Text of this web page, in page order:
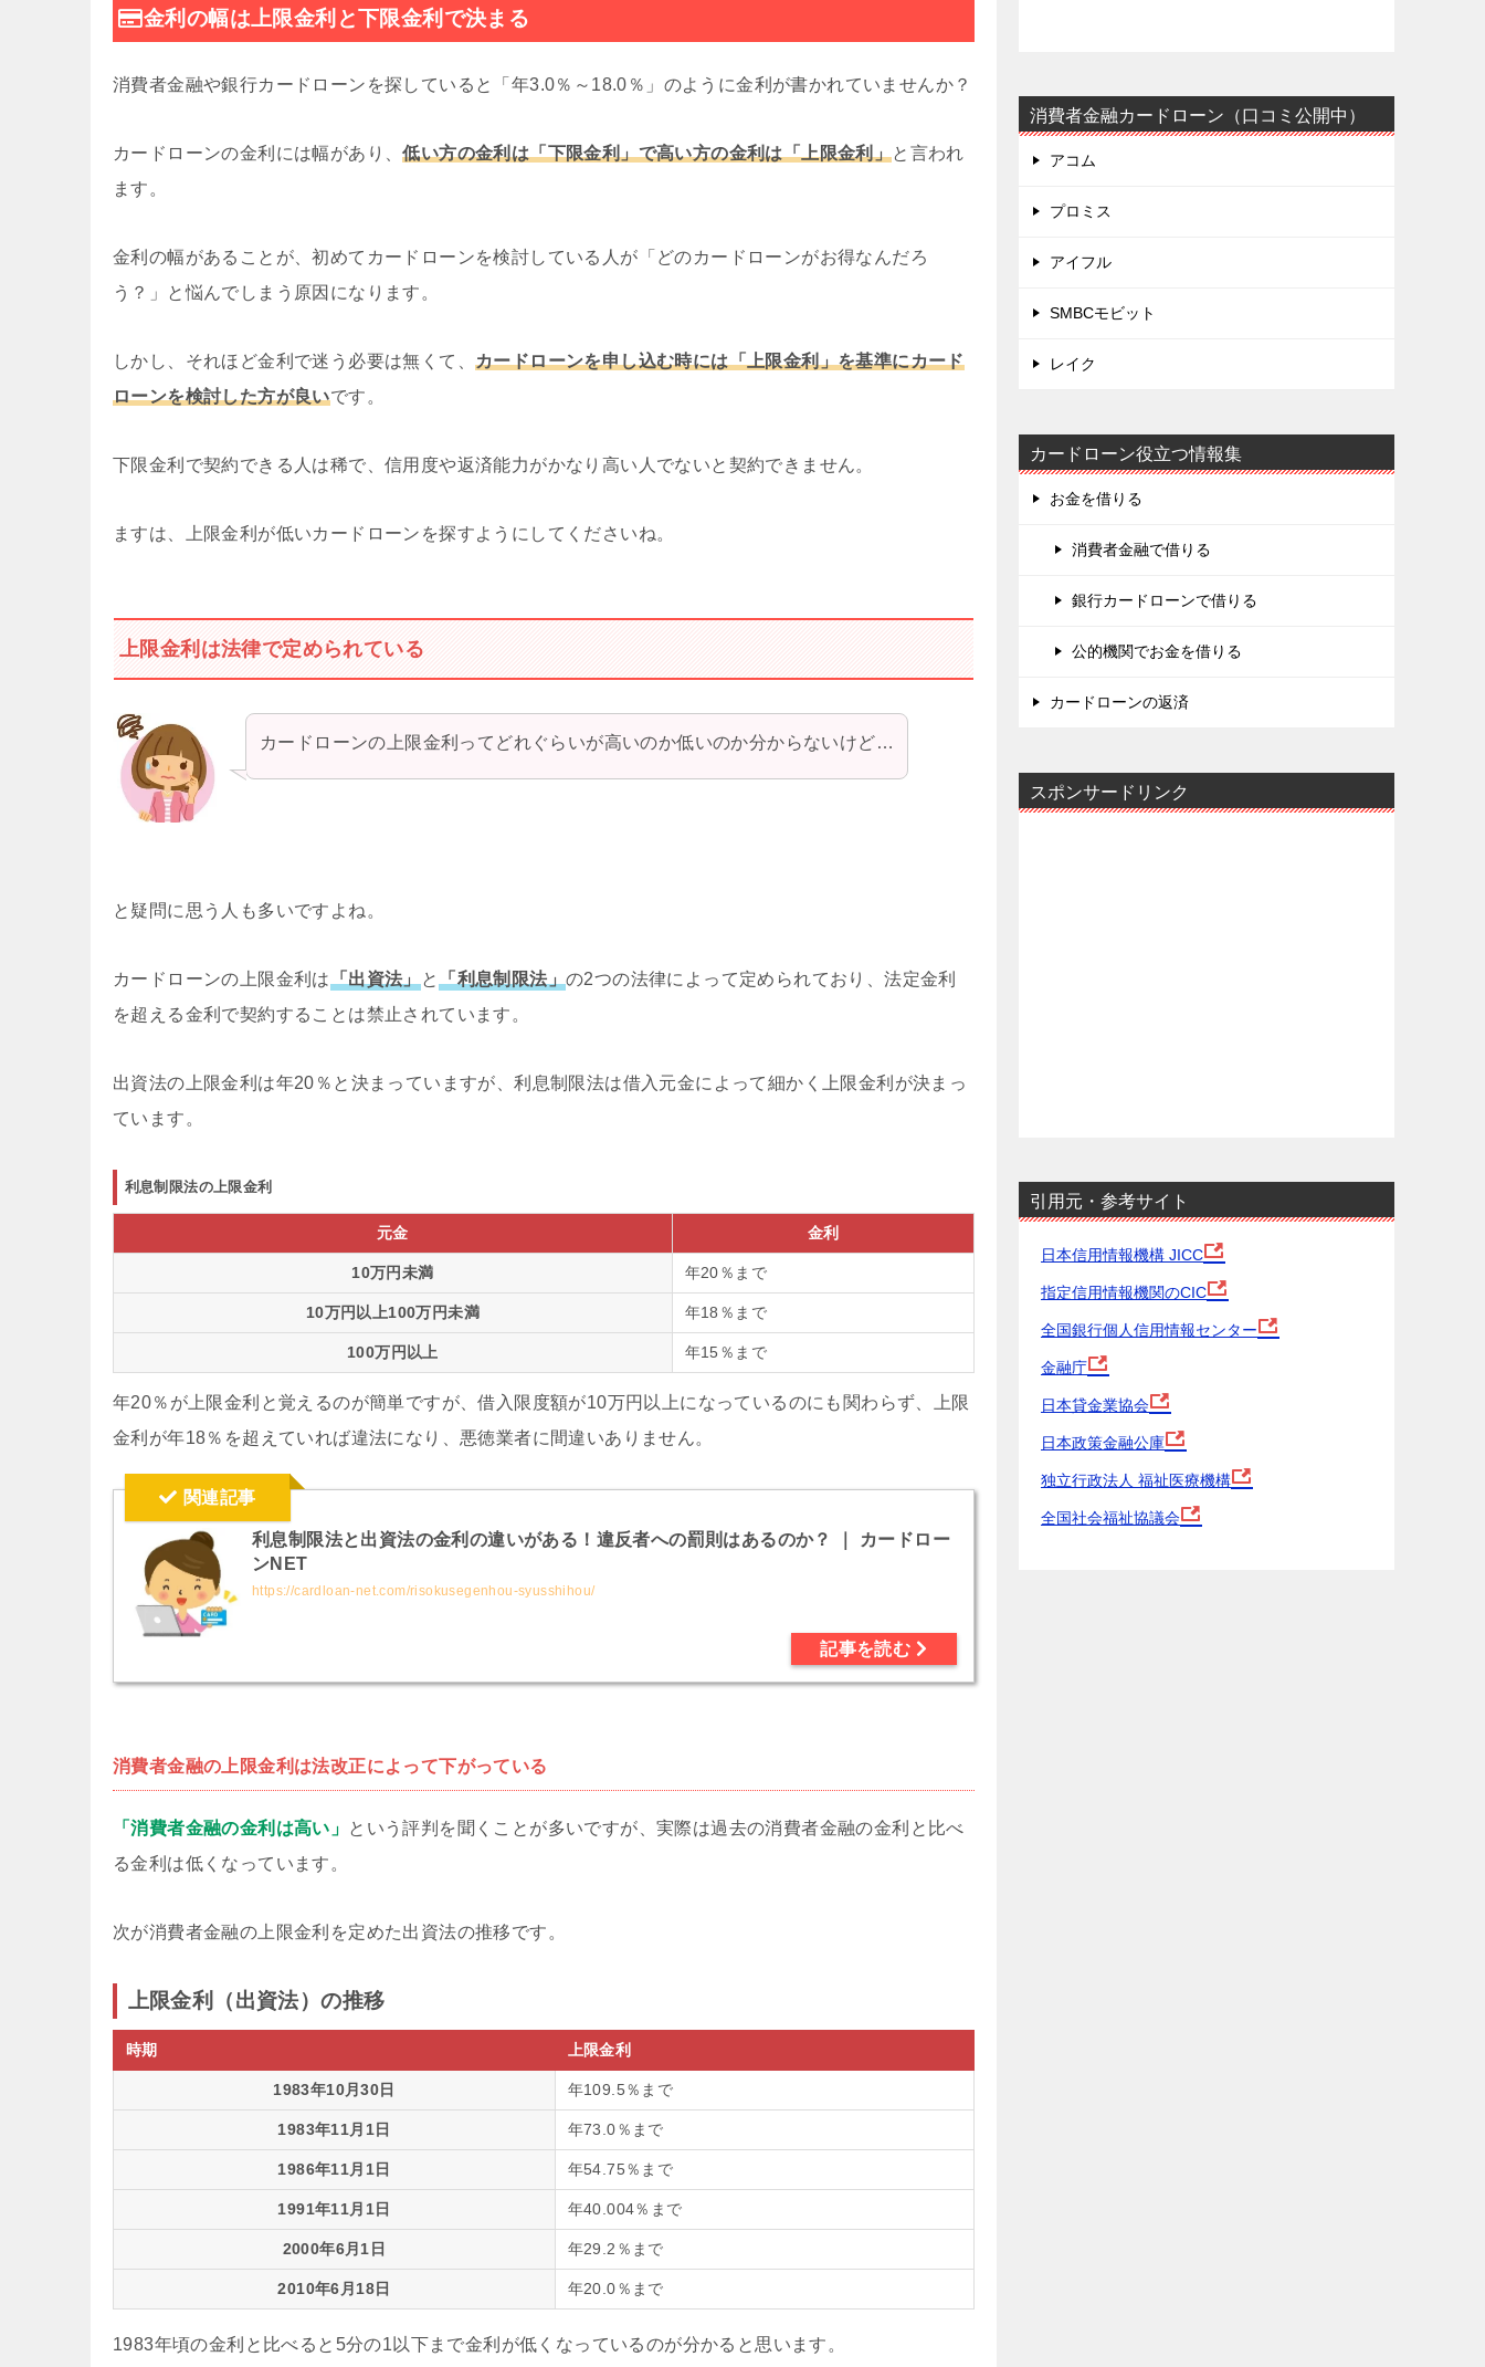
金利の幅は上限金利と下限金利で決まる
消費者金融や銀行カードローンを探していると「年3.0％～18.0％」のように金利が書かれていませんか？
カードローンの金利には幅があり、低い方の金利は「下限金利」で高い方の金利は「上限金利」と言われ
ます。
金利の幅があることが、初めてカードローンを検討している人が「どのカードローンがお得なんだろ
う？」と悩んでしまう原因になります。
しかし、それほど金利で迷う必要は無くて、 カードローンを申し込む時には「上限金利」を基準にカード
ローンを検討した方が良いです。
下限金利で契約できる人は稀で、信用度や返済能力がかなり高い人でないと契約できません。
ますは、上限金利が低いカードローンを探すようにしてくださいね。
上限金利は法律で定められている
カードローンの上限金利ってどれぐらいが高いのか低いのか分からないけど…
と疑問に思う人も多いですよね。
カードローンの上限金利は「出資法」と「利息制限法」の2つの法律によって定められており、法定金利
を超える金利で契約することは禁止されています。
出資法の上限金利は年20％と決まっていますが、利息制限法は借入元金によって細かく上限金利が決まっ
ています。
利息制限法の上限金利
元金 金利
10万円未満 年20％まで
10万円以上100万円未満 年18％まで
100万円以上 年15％まで
年20％が上限金利と覚えるのが簡単ですが、借入限度額が10万円以上になっているのにも関わらず、上限
金利が年18％を超えていれば違法になり、悪徳業者に間違いありません。
関連記事
利息制限法と出資法の金利の違いがある！違反者への罰則はあるのか？ ｜ カードロー
ンNET
https://cardloan-net.com/risokusegenhou-syusshihou/
記事を読む
消費者金融の上限金利は法改正によって下がっている
「消費者金融の金利は高い」 という評判を聞くことが多いですが、実際は過去の消費者金融の金利と比べ
る金利は低くなっています。
次が消費者金融の上限金利を定めた出資法の推移です。
上限金利（出資法）の推移
時期 上限金利
1983年10月30日 年109.5％まで
1983年11月1日 年73.0％まで
1986年11月1日 年54.75％まで
1991年11月1日 年40.004％まで
2000年6月1日 年29.2％まで
2010年6月18日 年20.0％まで
1983年頃の金利と比べると5分の1以下まで金利が低くなっているのが分かると思います。
消費者金融カードローン（口コミ公開中）
アコム
プロミス
アイフル
SMBCモビット
レイク
カードローン役立つ情報集
お金を借りる
消費者金融で借りる
銀行カードローンで借りる
公的機関でお金を借りる
カードローンの返済
スポンサードリンク
引用元・参考サイト
日本信用情報機構 JICC
指定信用情報機関のCIC
全国銀行個人信用情報センター
金融庁
日本貸金業協会
日本政策金融公庫
独立行政法人 福祉医療機構
全国社会福祉協議会